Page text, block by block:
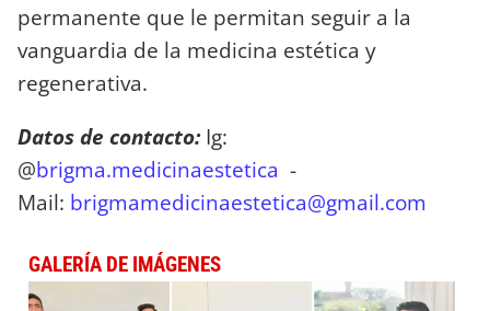
permanente que le permitan seguir a la
vanguardia de la medicina estética y
regenerativa.
Datos de contacto:Ig:
@brigma.medicinaestetica -
Mail: brigmamedicinaestetica@gmail.com
GALERÍA DE IMÁGENES